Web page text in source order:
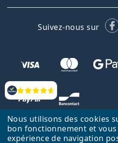
Nous utilisons des cookies
bon fonctionnement et
expérience de navigation
Évaluation
Suivez-nous sur